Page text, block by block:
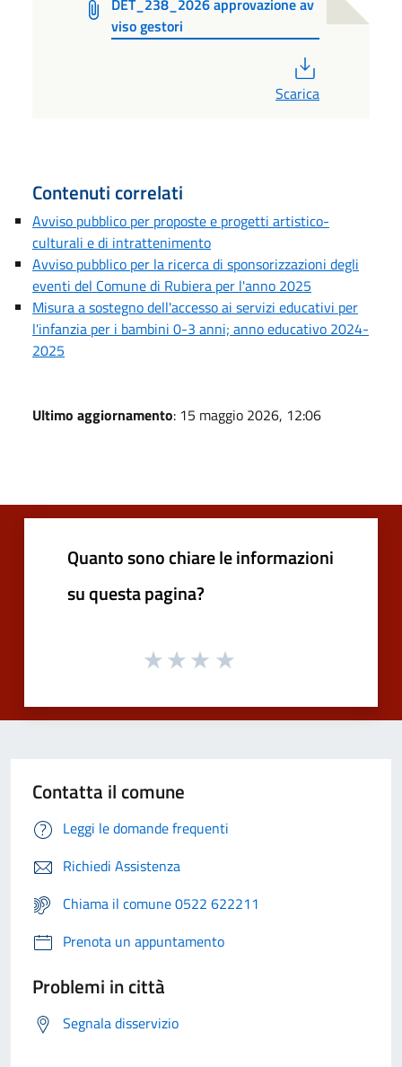
viso gestori
Scarica
Contenuti correlati
Avviso pubblico per proposte e progetti artistico-
culturali e di intrattenimento
Avviso pubblico per la ricerca di sponsorizzazioni degli
eventi del Comune di Rubiera per l'anno 2025
Misura a sostegno dell'accesso ai servizi educativi per
l'infanzia per i bambini 0-3 anni; anno educativo 2024-
2025
Ultimo aggiornamento: 15 maggio 2026, 12:06
Quanto sono chiare le informazioni
su questa pagina?
Contatta il comune
Leggi le domande frequenti
Richiedi Assistenza
Chiama il comune 0522 622211
Prenota un appuntamento
Problemi in città
Segnala disservizio